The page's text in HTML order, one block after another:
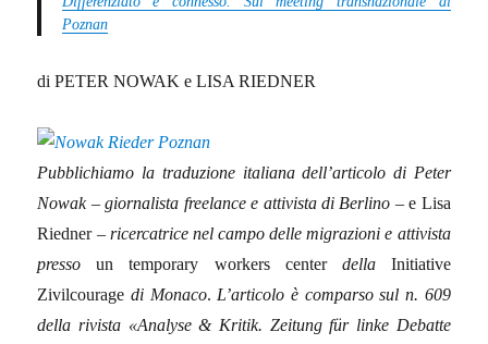
Poznan
di PETER NOWAK e LISA RIEDNER
Pubblichiamo la traduzione italiana dell’articolo di Peter
Nowak–giornalista freelance e attivista di Berlino – e Lisa
Riedner – ricercatrice nel campo delle migrazioni e attivista
presso un temporary workers center dellaInitiative
Zivilcouragedi Monaco. L’articolo è comparso sul n. 609
della rivista «Analyse & Kritik. Zeitungfür linke Debatte